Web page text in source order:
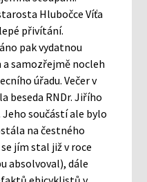
Hlubočce Víťa
přivítání.
pak vydatnou
a samozřejmě nocleh
úřadu. Večer v
beseda RNDr. Jiřího
součástí ale bylo
na čestného
jím stal již v roce
absolvoval), dále